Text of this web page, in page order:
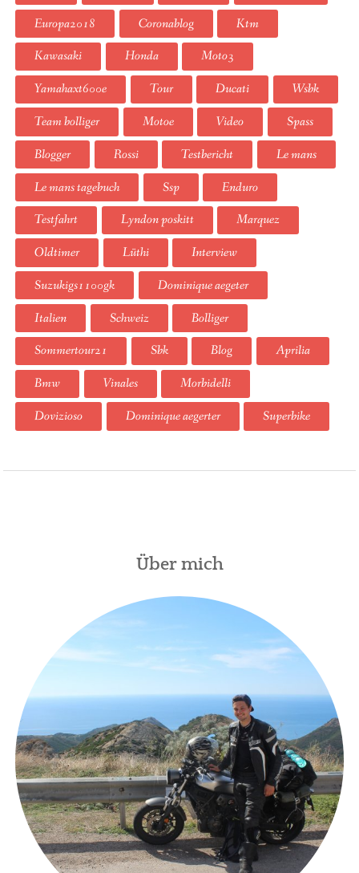
Europa2018
Coronablog
Ktm
Kawasaki
Honda
Moto3
Yamahaxt600e
Tour Ducati
Wsbk
Team bolliger
Motoe Video
Spass
Blogger
Rossi Testbericht
Le mans
Le mans tagebuch
Ssp
Enduro
Testfahrt
Lyndon poskitt
Marquez
Oldtimer
Lüthi
Interview
Suzukigs1100gk
Dominique aegeter
Italien
Schweiz
Bolliger
Sommertour21
Sbk Blog
Aprilia
Bmw
Vinales
Morbidelli
Dovizioso
Dominique aegerter Superbike
Über mich